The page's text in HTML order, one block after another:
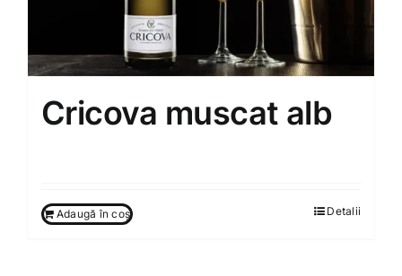
Cricova muscat alb
Adaugă în coș Detalii